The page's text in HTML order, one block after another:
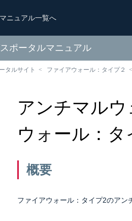
マニュアル一覧へ
ポータルマニュアル
タルサイト ファイアウォール：タイプ２
アンチマル
ウォール：タ
概要
ファイアウォール：タイプ2のアン